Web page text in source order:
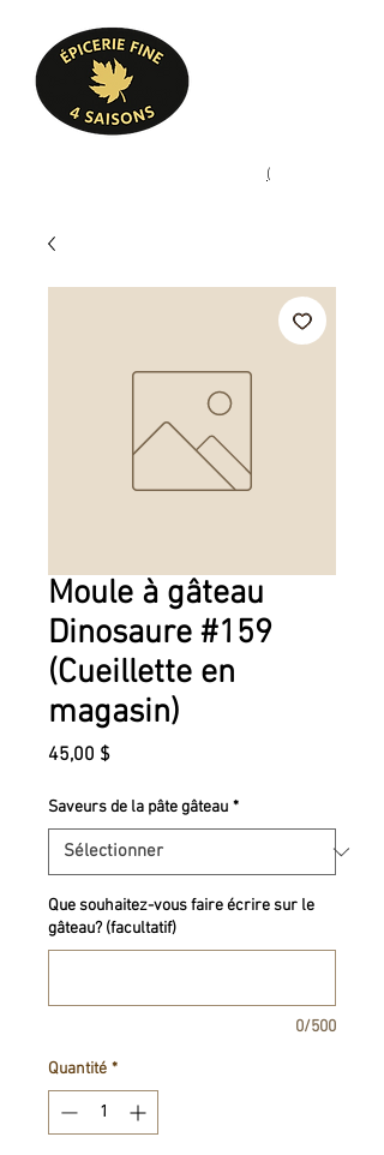
(
Moule à gâteau
Dinosaure #159
(Cueillette en
magasin)
45,00 $Prix
Saveurs de la pâte gâteau *
Que souhaitez-vous faire écrire sur le
gâteau? (facultatif)
0/500
Quantité *